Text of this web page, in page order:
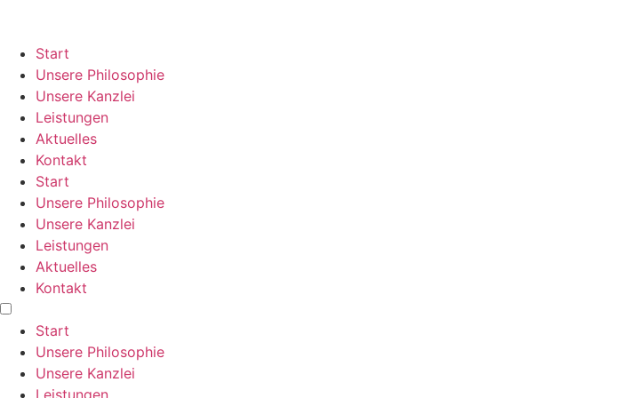
springen
Start
Unsere Philosophie
Unsere Kanzlei
Leistungen
Aktuelles
Kontakt
Start
Unsere Philosophie
Unsere Kanzlei
Leistungen
Aktuelles
Kontakt
Start
Unsere Philosophie
Unsere Kanzlei
Leistungen